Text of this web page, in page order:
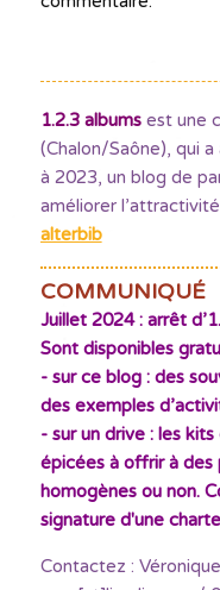
1.2.3 albumsest une
(Chalon/Saône), qui
à 2023, un blog de
améliorer
alterbib
COMMUNIQUÉ
Juillet 2024 : arrêt
Sont disponibles
- sur ce blog : des
des exemples
- sur un drive : les
épicées à offrir à des
homogènes ou non.
signature d'une
Contactez :